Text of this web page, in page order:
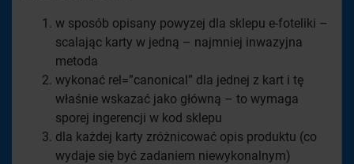
w sposób opisany powyzej dla sklepu e-foteliki –
scalając karty w jedną – najmniej inwazyjna
metoda
wykonać rel=”canonical” dla jednej z kart i tę
właśnie wskazać jako główną – to wymaga
sporej ingerencji w kod sklepu
dla każdej karty zróżnicować opis produktu (co
wydaje się być zadaniem niewykonalnym)